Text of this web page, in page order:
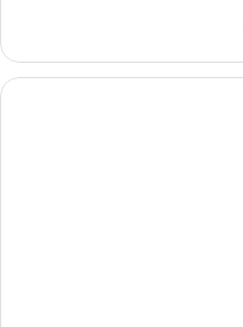
singoli,
vista
Comfort
con
letto